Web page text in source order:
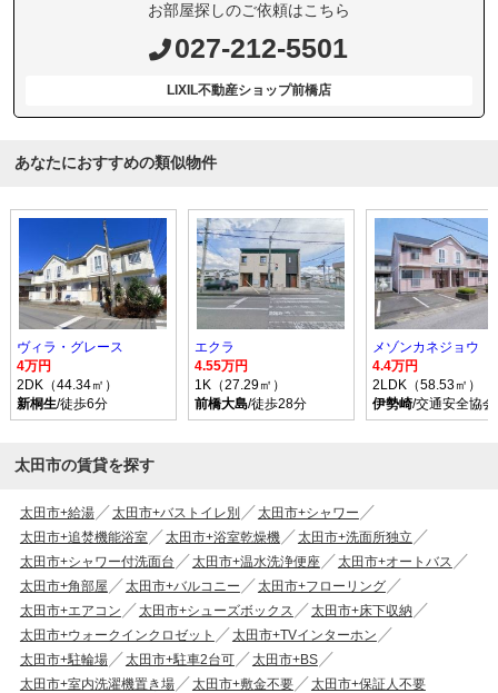
お部屋探しのご依頼はこちら
027-212-5501
LIXIL不動産ショップ前橋店
あなたにおすすめの類似物件
ヴィラ・グレース
4万円
2DK（44.34㎡）
新桐生/徒歩6分
エクラ
4.55万円
1K（27.29㎡）
前橋大島/徒歩28分
メゾンカネジョウ
4.4万円
2LDK（58.53㎡）
伊勢崎/交通安全協
太田市の賃貸を探す
太田市+給湯 太田市+バストイレ別
太田市+シャワー
太田市+追焚機能浴室
太田市+浴室乾燥機
太田市+洗面所独立
太田市+シャワー付洗面台
太田市+温水洗浄便座
太田市+オートバス
太田市+角部屋
太田市+バルコニー
太田市+フローリング
太田市+エアコン
太田市+シューズボックス
太田市+床下収納
太田市+ウォークインクロゼット
太田市+TVインターホン
太田市+駐輪場
太田市+駐車2台可
太田市+BS
太田市+室内洗濯機置き場
太田市+敷金不要 太田市+保証人不要